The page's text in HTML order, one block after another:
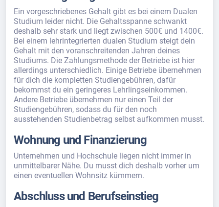
Ein vorgeschriebenes Gehalt gibt es bei einem Dualen
Studium leider nicht. Die Gehaltsspanne schwankt
deshalb sehr stark und liegt zwischen 500€ und 1400€.
Bei einem lehrintegrierten dualen Studium steigt dein
Gehalt mit den voranschreitenden Jahren deines
Studiums. Die Zahlungsmethode der Betriebe ist hier
allerdings unterschiedlich. Einige Betriebe übernehmen
für dich die kompletten Studiengebühren, dafür
bekommst du ein geringeres Lehrlingseinkommen.
Andere Betriebe übernehmen nur einen Teil der
Studiengebühren, sodass du für den noch
ausstehenden Studienbetrag selbst aufkommen musst.
Wohnung und Finanzierung
Unternehmen und Hochschule liegen nicht immer in
unmittelbarer Nähe. Du musst dich deshalb vorher um
einen eventuellen Wohnsitz kümmern.
Abschluss und Berufseinstieg